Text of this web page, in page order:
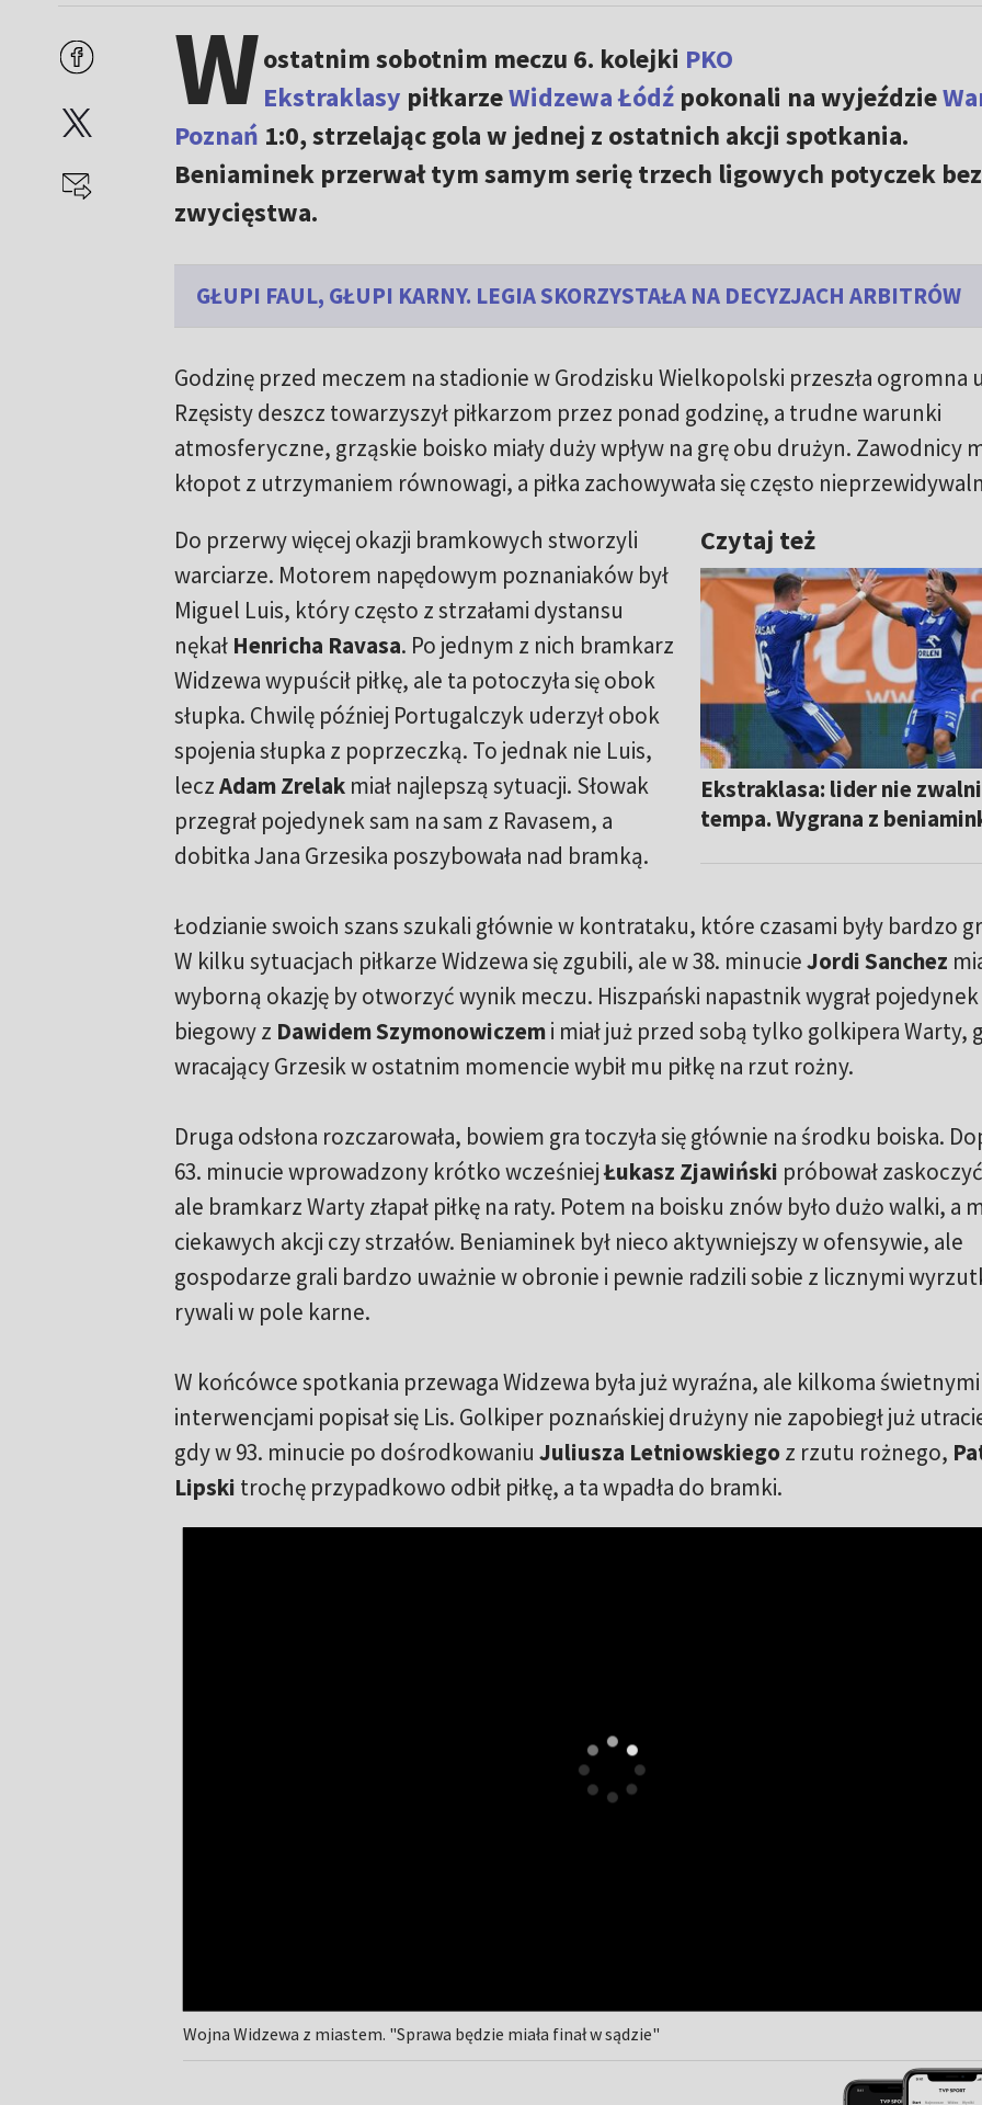
Wostatnim sobotnim meczu 6. kolejki PKO
Ekstraklasy piłkarzeWidzewa Łódźpokonali na wyjeździe
Poznań 1:0, strzelając gola w jednej z ostatnich akcji spotkania.
Beniaminek przerwał tym samym serię trzech ligowych potyczek bez
zwycięstwa.
GŁUPI FAUL, GŁUPI KARNY. LEGIA SKORZYSTAŁA NA DECYZJACH ARBITRÓW
Godzinę przed meczem na stadionie w Grodzisku Wielkopolski przeszła ogromna
Rzęsisty deszcz towarzyszył piłkarzom przez ponad godzinę, a trudne warunki
atmosferyczne, grząskie boisko miały duży wpływ na grę obu drużyn. Zawodnicy
kłopot z utrzymaniem równowagi, a piłka zachowywała się często
Czytaj też
Ekstraklasa: lider nie
tempa. Wygrana z
Do przerwy więcej okazji bramkowych stworzyli
warciarze. Motorem napędowym poznaniaków był
Miguel Luis, który często z strzałami dystansu
nękał Henricha Ravasa. Po jednym z nich bramkarz
Widzewa wypuścił piłkę, ale ta potoczyła się obok
słupka. Chwilę później Portugalczyk uderzył obok
spojenia słupka z poprzeczką. To jednak nie Luis,
leczAdam Zrelakmiał najlepszą sytuacji. Słowak
przegrał pojedynek sam na sam z Ravasem, a
dobitka Jana Grzesika poszybowała nad bramką.
Łodzianie swoich szans szukali głównie w kontrataku, które czasami były bardzo
W kilku sytuacjach piłkarze Widzewa się zgubili, ale w 38. minucieJordi Sanchez
wyborną okazję by otworzyć wynik meczu. Hiszpański napastnik wygrał pojedynek
biegowy z Dawidem Szymonowiczemi miał już przed sobą tylko golkipera Warty,
wracający Grzesik w ostatnim momencie wybił mu piłkę na rzut rożny.
Druga odsłona rozczarowała, bowiem gra toczyła się głównie na środku boiska.
63. minucie wprowadzony krótko wcześniejŁukasz Zjawiński próbował
ale bramkarz Warty złapał piłkę na raty. Potem na boisku znów było dużo walki, a
ciekawych akcji czy strzałów. Beniaminek był nieco aktywniejszy w ofensywie, ale
gospodarze grali bardzo uważnie w obronie i pewnie radzili sobie z licznymi
rywali w pole karne.
W końcówce spotkania przewaga Widzewa była już wyraźna, ale kilkoma świetnymi
interwencjami popisał się Lis. Golkiper poznańskiej drużyny nie zapobiegł już
gdy w 93. minucie po dośrodkowaniu Juliusza Letniowskiego z rzutu rożnego,
Lipski trochę przypadkowo odbił piłkę, a ta wpadła do bramki.
Wojna Widzewa z miastem. "Sprawa będzie miała finał w sądzie"